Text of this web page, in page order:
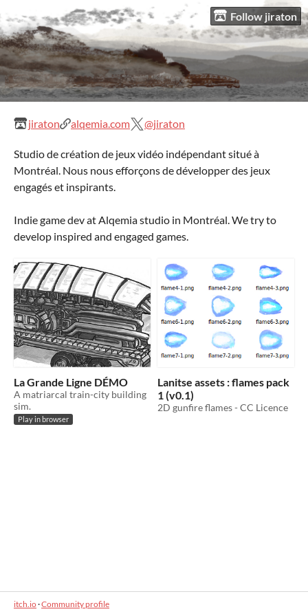
Follow jiraton
jiraton alqemia.com @jiraton
Studio de création de jeux vidéo indépendant situé à
Montréal. Nous nous efforçons de développer des jeux
engagés et inspirants.
Indie game dev at Alqemia studio in Montréal. We try to
develop inspired and engaged games.
La Grande Ligne DÉMO
A matriarcal train-city building
sim.
Play in browser
Lanitse assets : flames pack
1 (v0.1)
2D gunfire flames - CC Licence
itch.io·Community profile